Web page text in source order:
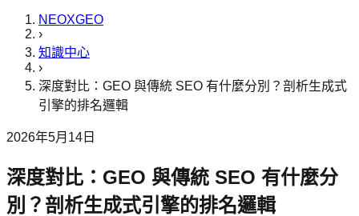
NEOXGEO
›
知識中心
›
深度對比：GEO 與傳統 SEO 有什麼分別？剖析生成式
引擎的排名邏輯
2026年5月14日
深度對比：GEO 與傳統 SEO 有什麼分
別？剖析生成式引擎的排名邏輯